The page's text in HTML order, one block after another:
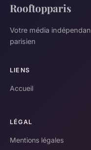
Rooftopparis
Votre média
parisien
LIENS
Accueil
LÉGAL
Mentions légales